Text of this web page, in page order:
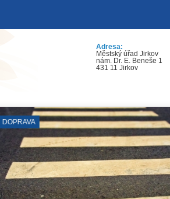
Adresa:
Městský úřad Jirkov
nám. Dr. E. Beneše 1
431 11 Jirkov
MĚSTSKÁ VĚŽ A SKLEPY